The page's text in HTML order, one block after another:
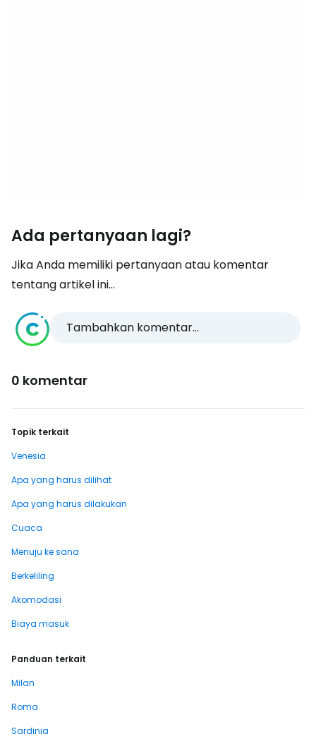
Ada pertanyaan lagi?
Jika Anda memiliki pertanyaan atau komentar
tentang artikel ini...
Tambahkan komentar...
0 komentar
Topik terkait
Venesia
Apa yang harus dilihat
Apa yang harus dilakukan
Cuaca
Menuju ke sana
Berkeliling
Akomodasi
Biaya masuk
Panduan terkait
Milan
Roma
Sardinia